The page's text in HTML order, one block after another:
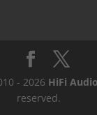
- 2026 HiFi Audio
reserved.